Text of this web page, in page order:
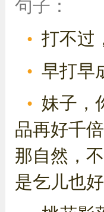
句子：
打不过
早打早
妹子，
品再好千
那自然，
是乞儿也